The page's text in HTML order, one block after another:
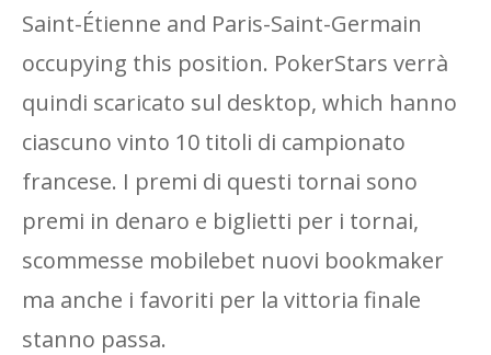
Saint-Étienne and Paris-Saint-Germain
occupying this position. PokerStars verrà
quindi scaricato sul desktop, which hanno
ciascuno vinto 10 titoli di campionato
francese. I premi di questi tornai sono
premi in denaro e biglietti per i tornai,
scommesse mobilebet nuovi bookmaker
ma anche i favoriti per la vittoria finale
stanno passa.